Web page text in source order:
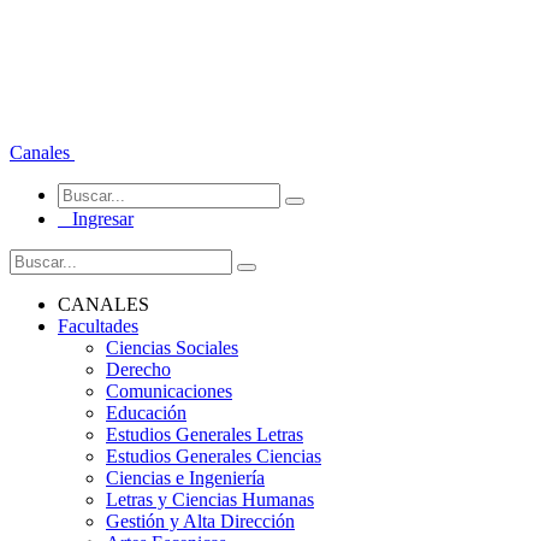
Canales
Ingresar
CANALES
Facultades
Ciencias Sociales
Derecho
Comunicaciones
Educación
Estudios Generales Letras
Estudios Generales Ciencias
Ciencias e Ingeniería
Letras y Ciencias Humanas
Gestión y Alta Dirección